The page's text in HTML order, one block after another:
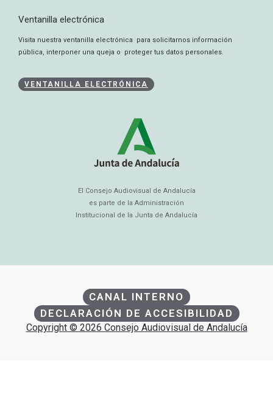
Ventanilla electrónica
Visita nuestra ventanilla electrónica para solicitarnos información
pública, interponer una queja o proteger tus datos personales.
VENTANILLA ELECTRÓNICA
El Consejo Audiovisual de Andalucía
es parte de la Administración
Institucional de la Junta de Andalucía
CANAL INTERNO
DECLARACIÓN DE ACCESIBILIDAD
Copyright © 2026 Consejo Audiovisual de Andalucía